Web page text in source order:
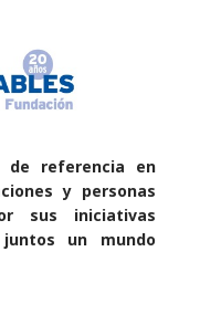
de referencia en
y personas
sus iniciativas
un mundo